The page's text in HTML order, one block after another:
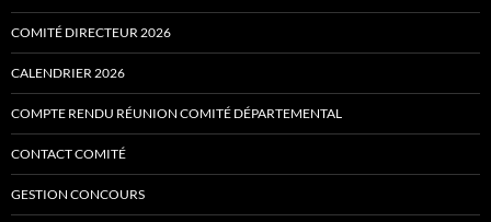
COMITÉ DIRECTEUR 2026
CALENDRIER 2026
COMPTE RENDU RÉUNION COMITÉ DÉPARTEMENTAL
CONTACT COMITÉ
GESTION CONCOURS